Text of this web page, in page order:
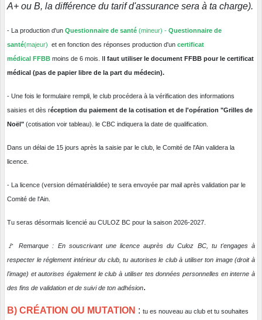
A+ ou B, la différence du tarif d'assurance sera à ta charge).
- La production d'un Questionnaire de santé (mineur) - Questionnaire de
santé(majeur) et en fonction des réponses production d'un certificat
médical FFBB moins de 6 mois. Il faut utiliser le document FFBB pour le certificat
médical (pas de papier libre de la part du médecin).
- Une fois le formulaire rempli, le club procédera à la vérification des informations
saisies et dès réception du paiement de la cotisation et de l'opération "Grilles de
Noël" (cotisation voir tableau). le CBC indiquera la date de qualification.
Dans un délai de 15 jours après la saisie par le club, le Comité de l'Ain validera la
licence.
- La licence (version dématérialidée) te sera envoyée par mail après validation par le
Comité de l'Ain.
Tu seras désormais licencié au CULOZ BC pour la saison 2026-2027.
🚩 Remarque : En souscrivant une licence auprès du Culoz BC, tu t'engages à
respecter le réglement intérieur du club, tu autorises le club à utiliser ton image (droit à
l'image) et autorises également le club à utiliser tes données personnelles en interne à
des fins de validation et de suivi de ton adhésion.
B) CRÉATION OU MUTATION : tu es nouveau au club et tu souhaites